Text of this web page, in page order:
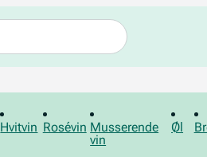
Hvitvin Rosévin Musserende
vin
Øl